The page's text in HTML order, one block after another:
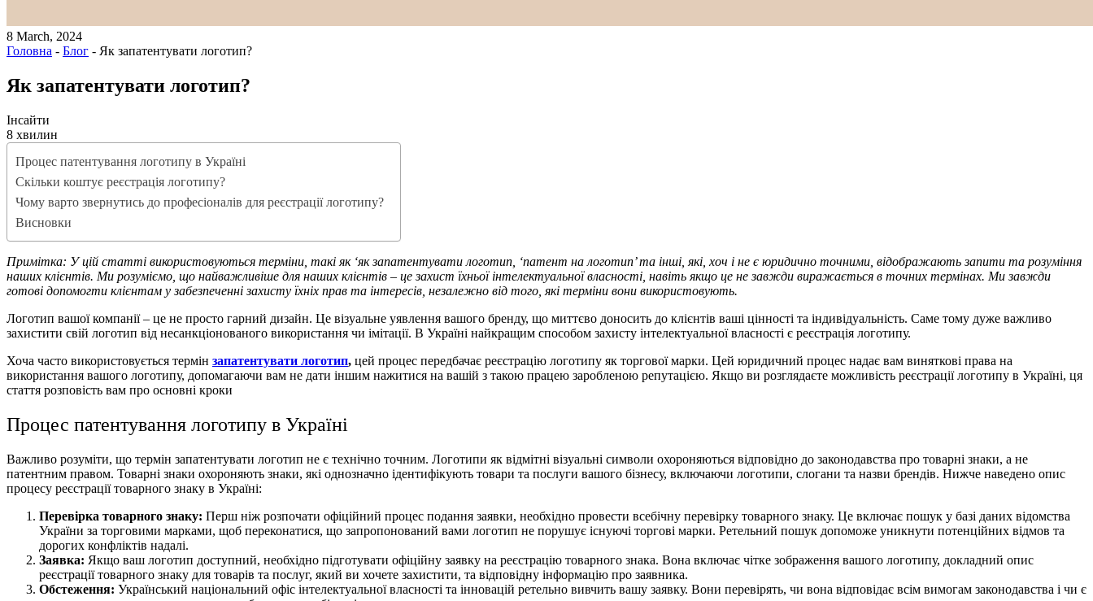
8 March, 2024
Головна - Блог - Як запатентувати логотип?
Як запатентувати логотип?
Інсайти
8 хвилин
Процес патентування логотипу в Україні
Скільки коштує реєстрація логотипу?
Чому варто звернутись до професіоналів для реєстрації логотипу?
Висновки
Примітка: У цій статті використовуються терміни, такі як ‘як запатентувати логотип, ‘патент на логотип’ та інші, які, хоч і не є юридично точними, відображають запити та розуміння
наших клієнтів. Ми розуміємо, що найважливіше для наших клієнтів – це захист їхньої інтелектуальної власності, навіть якщо це не завжди виражається в точних термінах. Ми завжди
готові допомогти клієнтам у забезпеченні захисту їхніх прав та інтересів, незалежно від того, які терміни вони використовують.
Логотип вашої компанії – це не просто гарний дизайн. Це візуальне уявлення вашого бренду, що миттєво доносить до клієнтів ваші цінності та індивідуальність. Саме тому дуже важливо
захистити свій логотип від несанкціонованого використання чи імітації. В Україні найкращим способом захисту інтелектуальної власності є реєстрація логотипу.
Хоча часто використовується термін запатентувати логотип, цей процес передбачає реєстрацію логотипу як торгової марки. Цей юридичний процес надає вам виняткові права на
використання вашого логотипу, допомагаючи вам не дати іншим нажитися на вашій з такою працею заробленою репутацією. Якщо ви розглядаєте можливість реєстрації логотипу в Україні, ця
стаття розповість вам про основні кроки
Процес патентування логотипу в Україні
Важливо розуміти, що термін запатентувати логотип не є технічно точним. Логотипи як відмітні візуальні символи охороняються відповідно до законодавства про товарні знаки, а не
патентним правом. Товарні знаки охороняють знаки, які однозначно ідентифікують товари та послуги вашого бізнесу, включаючи логотипи, слогани та назви брендів. Нижче наведено опис
процесу реєстрації товарного знаку в Україні:
Перевірка товарного знаку: Перш ніж розпочати офіційний процес подання заявки, необхідно провести всебічну перевірку товарного знаку. Це включає пошук у базі даних відомства
України за торговими марками, щоб переконатися, що запропонований вами логотип не порушує існуючі торгові марки. Ретельний пошук допоможе уникнути потенційних відмов та
дорогих конфліктів надалі.
Заявка: Якщо ваш логотип доступний, необхідно підготувати офіційну заявку на реєстрацію товарного знака. Вона включає чітке зображення вашого логотипу, докладний опис
реєстрації товарного знаку для товарів та послуг, який ви хочете захистити, та відповідну інформацію про заявника.
Обстеження: Український національний офіс інтелектуальної власності та інновацій ретельно вивчить вашу заявку. Вони перевірять, чи вона відповідає всім вимогам законодавства і чи є